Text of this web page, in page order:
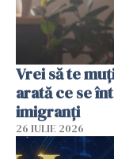
Vrei să te
arată ce se
imigranți
26 IULIE 2026